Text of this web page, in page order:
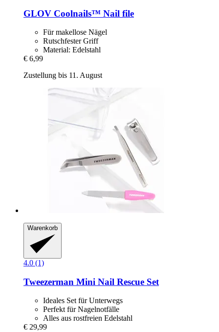
GLOV Coolnails™ Nail file
Für makellose Nägel
Rutschfester Griff
Material: Edelstahl
€ 6,99
Zustellung bis 11. August
Warenkorb
4.0 (1)
Tweezerman Mini Nail Rescue Set
Ideales Set für Unterwegs
Perfekt für Nagelnotfälle
Alles aus rostfreien Edelstahl
€ 29,99